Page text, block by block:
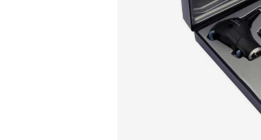
Диагностические наборы perfect
Диагностические наборы ri-scope L
Диагностические наборы uni, May
Неврологические молоточки и аксессуары
Аксессуары для неврологических молоточков